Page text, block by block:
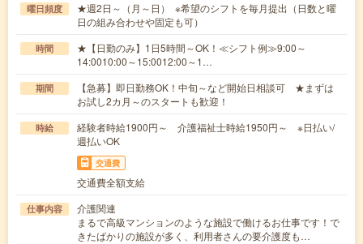
曜日頻度
★週2日～（月～日） ※希望のシフトを毎月提出（日数と曜
日の組み合わせや固定も可）
時間
★【日勤のみ】1日5時間～OK！≪シフト例≫9:00～
14:0010:00～15:0012:00～1…
期間
【急募】即日勤務OK！中旬～など開始日相談可 ★まずは
お試し2カ月～のスタートも歓迎！
時給
経験者時給1900円～ 介護福祉士時給1950円～ ※日払い/
週払いOK
交通費
交通費全額支給
仕事内容
介護関連
まるで高級マンションのような施設で働けるお仕事です！で
きたばかりの施設が多く、利用者さんの要介護度も…